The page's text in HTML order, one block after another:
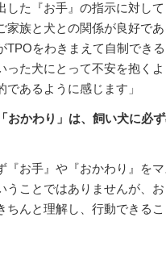
した『お手』の指示に対し
家族と犬との関係が良好で
TPOをわきまえて自制できる
った犬にとって不安を抱く
であるように感じます」
おかわり」は、飼い犬に必
『お手』や『おかわり』を
うことではありませんが、
ちんと理解し、行動できる